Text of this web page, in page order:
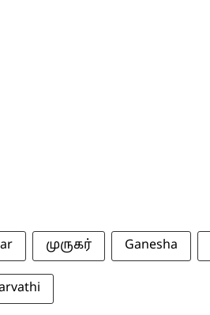
முருகர் Ganesha